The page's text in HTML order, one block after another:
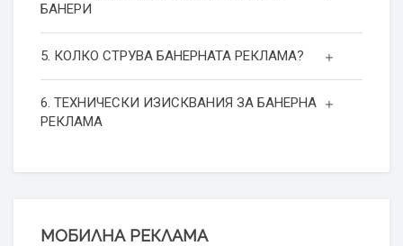
БАНЕРИ
5. КОЛКО СТРУВА БАНЕРНАТА РЕКЛАМА?
6. ТЕХНИЧЕСКИ ИЗИСКВАНИЯ ЗА БАНЕРНА
РЕКЛАМА
МОБИЛНА РЕКЛАМА